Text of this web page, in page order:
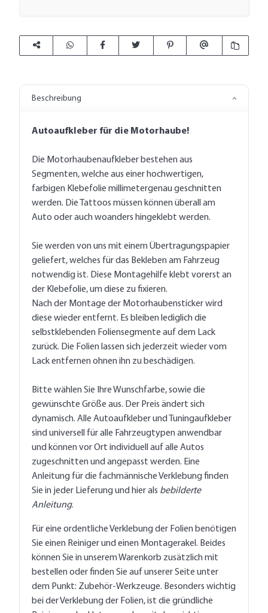
Beschreibung
Autoaufkleber für die Motorhaube!
Die Motorhaubenaufkleber bestehen aus
Segmenten, welche aus einer hochwertigen,
farbigen Klebefolie millimetergenau geschnitten
werden. Die Tattoos müssen können überall am
Auto oder auch woanders hingeklebt werden.
Sie werden von uns mit einem Übertragungspapier
geliefert, welches für das Bekleben am Fahrzeug
notwendig ist. Diese Montagehilfe klebt vorerst an
der Klebefolie, um diese zu fixieren.
Nach der Montage der Motorhaubensticker wird
diese wieder entfernt. Es bleiben lediglich die
selbstklebenden Foliensegmente auf dem Lack
zurück. Die Folien lassen sich jederzeit wieder vom
Lack entfernen ohnen ihn zu beschädigen.
Bitte wählen Sie Ihre Wunschfarbe, sowie die
gewünschte Größe aus. Der Preis ändert sich
dynamisch. Alle Autoaufkleber und Tuningaufkleber
sind universell für alle Fahrzeugtypen anwendbar
und können vor Ort individuell auf alle Autos
zugeschnitten und angepasst werden. Eine
Anleitung für die fachmännische Verklebung finden
Sie in jeder Lieferung und hier als bebilderte
Anleitung.
Für eine ordentliche Verklebung der Folien benötigen
Sie einen Reiniger und einen Montagerakel. Beides
können Sie in unserem Warenkorb zusätzlich mit
bestellen oder finden Sie auf unserer Seite unter
dem Punkt: Zubehör-Werkzeuge. Besonders wichtig
bei der Verklebung der Folien, ist die gründliche